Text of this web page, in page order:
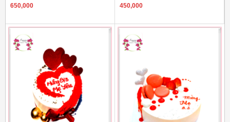
650,000 450,000